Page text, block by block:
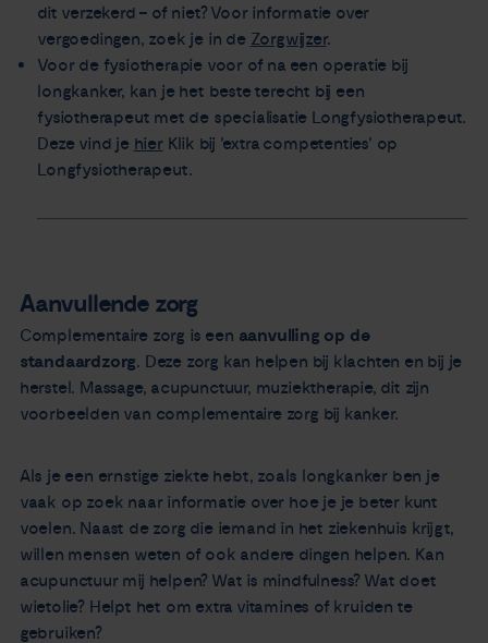
dit verzekerd – of niet? Voor informatie over
vergoedingen, zoek je in de Zorgwijzer.
Voor de fysiotherapie voor of na een operatie bij
longkanker, kan je het beste terecht bij een
fysiotherapeut met de specialisatie Longfysiotherapeut.
Deze vind je hier Klik bij 'extra competenties' op
Longfysiotherapeut.
Aanvullende zorg
Complementaire zorg is een aanvulling op de
standaardzorg. Deze zorg kan helpen bij klachten en bij je
herstel. Massage, acupunctuur, muziektherapie, dit zijn
voorbeelden van complementaire zorg bij kanker.
Als je een ernstige ziekte hebt, zoals longkanker ben je
vaak op zoek naar informatie over hoe je je beter kunt
voelen. Naast de zorg die iemand in het ziekenhuis krijgt,
willen mensen weten of ook andere dingen helpen. Kan
acupunctuur mij helpen? Wat is mindfulness? Wat doet
wietolie? Helpt het om extra vitamines of kruiden te
gebruiken?